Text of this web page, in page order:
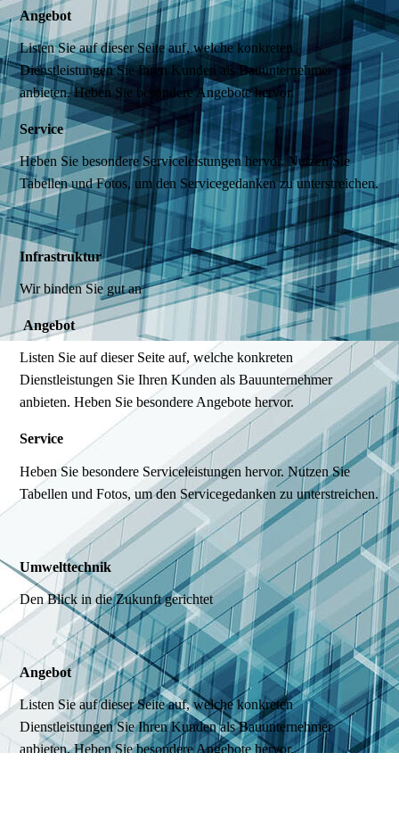
Angebot
Listen Sie auf dieser Seite auf, welche konkreten
Dienstleistungen Sie Ihren Kunden als Bauunternehmer
anbieten. Heben Sie besondere Angebote hervor.
Service
Heben Sie besondere Serviceleistungen hervor. Nutzen Sie
Tabellen und Fotos, um den Servicegedanken zu unterstreichen.
Infrastruktur
Wir binden Sie gut an
Angebot
Listen Sie auf dieser Seite auf, welche konkreten
Dienstleistungen Sie Ihren Kunden als Bauunternehmer
anbieten. Heben Sie besondere Angebote hervor.
Service
Heben Sie besondere Serviceleistungen hervor. Nutzen Sie
Tabellen und Fotos, um den Servicegedanken zu unterstreichen.
Umwelttechnik
Den Blick in die Zukunft gerichtet
Angebot
Listen Sie auf dieser Seite auf, welche konkreten
Dienstleistungen Sie Ihren Kunden als Bauunternehmer
anbieten. Heben Sie besondere Angebote hervor.